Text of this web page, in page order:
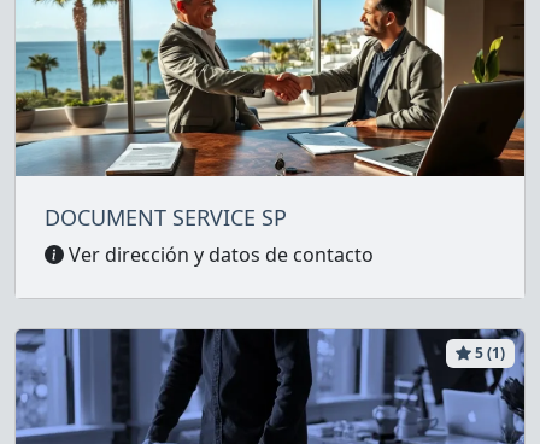
DOCUMENT SERVICE SP
Ver dirección y datos de contacto
5 (1)